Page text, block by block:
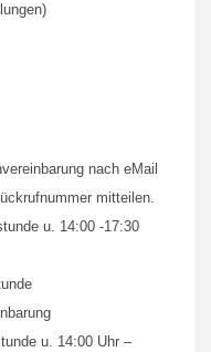
nach eMail
mitteilen.
u. 14:00 -17:30
u. 14:00 Uhr –